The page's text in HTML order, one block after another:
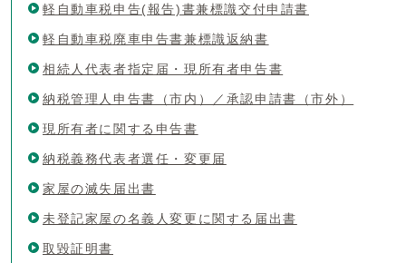
軽自動車税申告(報告)書兼標識交付申請書
軽自動車税廃車申告書兼標識返納書
相続人代表者指定届・現所有者申告書
納税管理人申告書（市内）／承認申請書（市外）
現所有者に関する申告書
納税義務代表者選任・変更届
家屋の滅失届出書
未登記家屋の名義人変更に関する届出書
取毀証明書